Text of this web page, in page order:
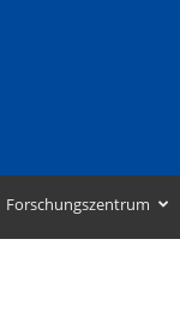
Forschungszentrum